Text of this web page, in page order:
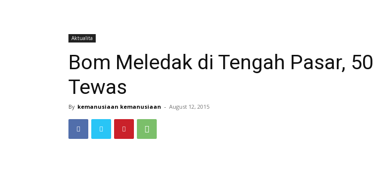
Aktualita
Bom Meledak di Tengah Pasar, 50
Tewas
By kemanusiaan kemanusiaan - August 12, 2015